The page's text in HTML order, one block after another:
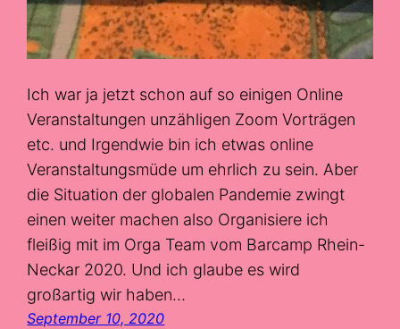
Ich war ja jetzt schon auf so einigen Online
Veranstaltungen unzähligen Zoom Vorträgen
etc. und Irgendwie bin ich etwas online
Veranstaltungsmüde um ehrlich zu sein. Aber
die Situation der globalen Pandemie zwingt
einen weiter machen also Organisiere ich
fleißig mit im Orga Team vom Barcamp Rhein-
Neckar 2020. Und ich glaube es wird
großartig wir haben…
September 10, 2020